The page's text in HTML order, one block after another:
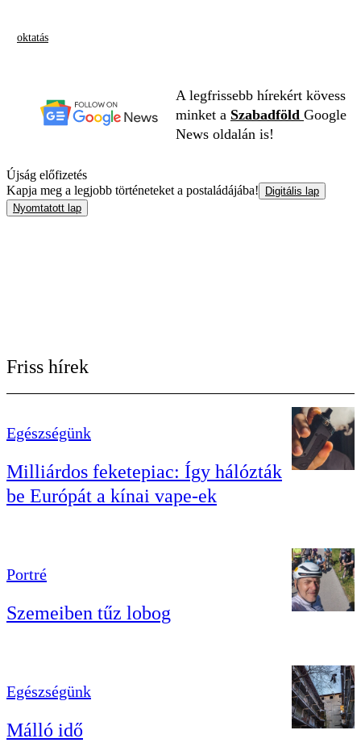
oktatás
A legfrissebb hírekért kövess
minket a Szabadföld Google
News oldalán is!
Újság előfizetés
Kapja meg a legjobb történeteket a postaládájába!
Digitális lap
Nyomtatott lap
Friss hírek
Egészségünk
Milliárdos feketepiac: Így hálózták
be Európát a kínai vape-ek
Portré
Szemeiben tűz lobog
Egészségünk
Málló idő